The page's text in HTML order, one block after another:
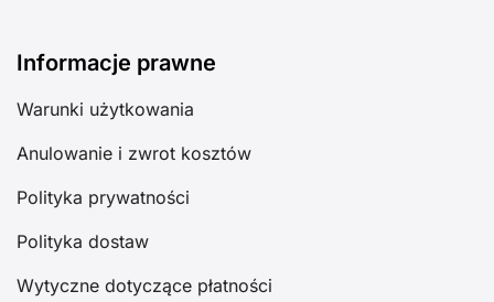
Informacje prawne
Warunki użytkowania
Anulowanie i zwrot kosztów
Polityka prywatności
Polityka dostaw
Wytyczne dotyczące płatności